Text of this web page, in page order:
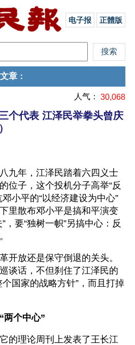
电子报 正體版
文章 ：
人气： 30,068
个代表 江泽民举拳头曾庆
九年，江泽民踏着六四义士
位子，这个投机分子高举“反
小平的“以经济建设为中心”
里散布邓小平是搞和平演变
，要“独树一帜”另搞中心：反
开放还是保守倒退的关头。
谈话，不但刹住了江泽民的
国家的战略方针”，而且打掉
两个中心”
的理论周刊上发表了王长江